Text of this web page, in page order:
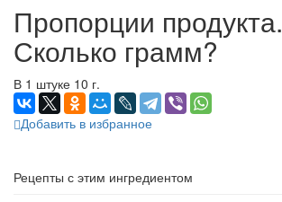
Пропорции продукта.
Сколько грамм?
В 1 штуке 10 г.
Добавить в избранное
Рецепты с этим ингредиентом